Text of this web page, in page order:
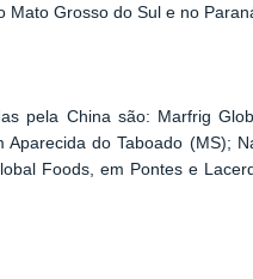
Grosso do Sul e no
pela China são: Marfrig
do Taboado (MS);
Foods, em Pontes e